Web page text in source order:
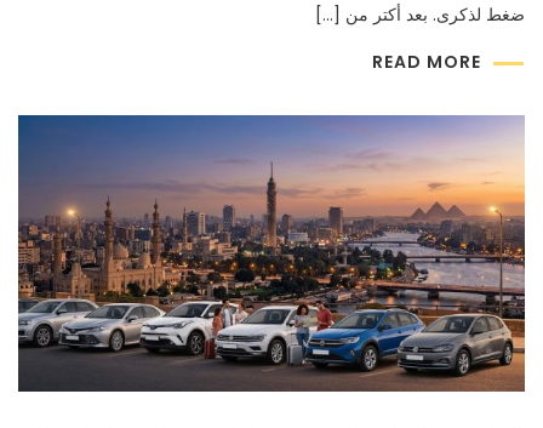
ضغط لذكرى. بعد أكتر من […]
READ MORE